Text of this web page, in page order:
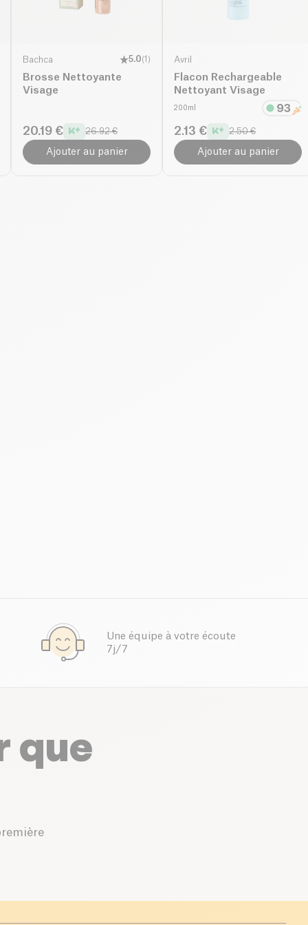
Bachca 5.0(1 )
Brosse Nettoyante
Visage
20.19 € 26.92 €
Ajouter au panier
Avril
Flacon Rechargeable
Nettoyant Visage
200ml
2.13 € 2.50 €
Ajouter au panier
Une équipe à votre écoute
7j/7
que